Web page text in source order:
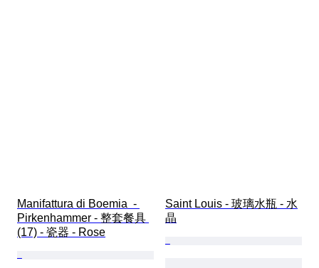
Manifattura di Boemia  -
Pirkenhammer - 整套餐具
(17) - 瓷器 - Rose
Saint Louis - 玻璃水瓶 - 水
晶